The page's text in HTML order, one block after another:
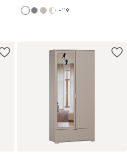
+119